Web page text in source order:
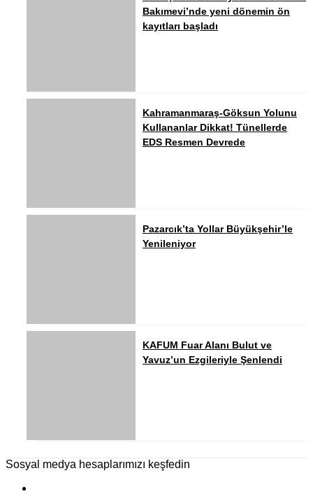
Bakımevi’nde yeni dönemin ön
kayıtları başladı
Kahramanmaraş-Göksun Yolunu
Kullananlar Dikkat! Tünellerde
EDS Resmen Devrede
Pazarcık’ta Yollar Büyükşehir’le
Yenileniyor
KAFUM Fuar Alanı Bulut ve
Yavuz’un Ezgileriyle Şenlendi
Sosyal medya hesaplarımızı keşfedin